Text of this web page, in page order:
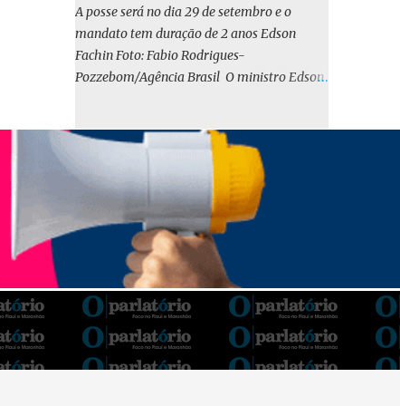
em iene japonês é mais vantajosa sob os
aspectos econômico e financeiro. Embora o
custo dos juros em dólares possa parecer
inferior no curto prazo, a opção pelo iene
tanto pela sua menor volatilidade cambial
quanto pela estabilidade da taxa de juros
atrelada à TONA”, explica. O deputado
Gustavo Neiva (PP) votou contra o projeto de
l...
A posse será no dia 29 de setembro e o
mandato tem duração de 2 anos Edson
Fachin Foto: Fabio Rodrigues-
Pozzebom/Agência Brasil O ministro Edson
Tribunal Federal (STF) pelos próximos dois
anos. O vice-presidente será o ministro
Alexandre de Moraes. A posse será no dia 29
de setembro. A votação foi feita de forma
simbólica pelo plenário da Corte.
Atualmente, Fachin é o vice-presidente e,
pelo critério de antiguidade, deve assumir o
cargo. Conforme o regimento interno, o
tribunal deve ser comandado pelo ministro
mais antigo que ainda não presidiu a Corte.
O novo presidente vai suceder a Luís Roberto